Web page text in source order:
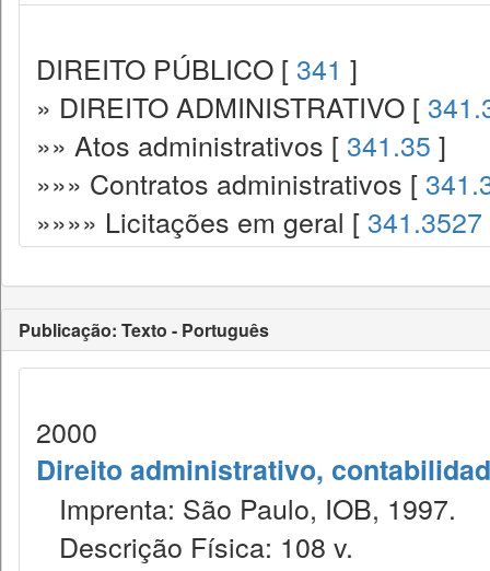
DIREITO PÚBLICO [ 341 ]
» DIREITO ADMINISTRATIVO [
»» Atos administrativos [ 341.35 ]
»»» Contratos administrativos [
»»»» Licitações em geral [ 341.3527
Publicação: Texto - Português
2000
Direito administrativo,
Imprenta: São Paulo, IOB, 1997.
Descrição Física: 108 v.